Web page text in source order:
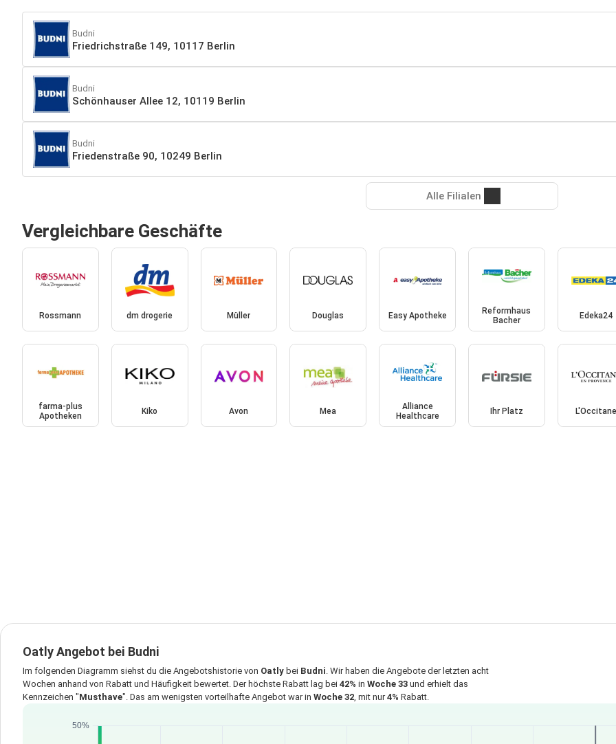
Budni
Friedrichstraße 149, 10117 Berlin
Budni
Schönhauser Allee 12, 10119 Berlin
Budni
Friedenstraße 90, 10249 Berlin
Alle Filialen
Vergleichbare Geschäfte
Rossmann dm drogerie Müller Douglas Easy Apotheke
Reformhaus
Bacher
Edeka24
farma-plus
Apotheken
Kiko Avon Mea
Alliance
Healthcare
Ihr Platz L'Occitane
Oatly Angebot bei Budni
Im folgenden Diagramm siehst du die Angebotshistorie von Oatly bei Budni. Wir haben die Angebote der letzten acht
Wochen anhand von Rabatt und Häufigkeit bewertet. Der höchste Rabatt lag bei 42% in Woche 33 und erhielt das
Kennzeichen "Musthave". Das am wenigsten vorteilhafte Angebot war in Woche 32, mit nur4% Rabatt.